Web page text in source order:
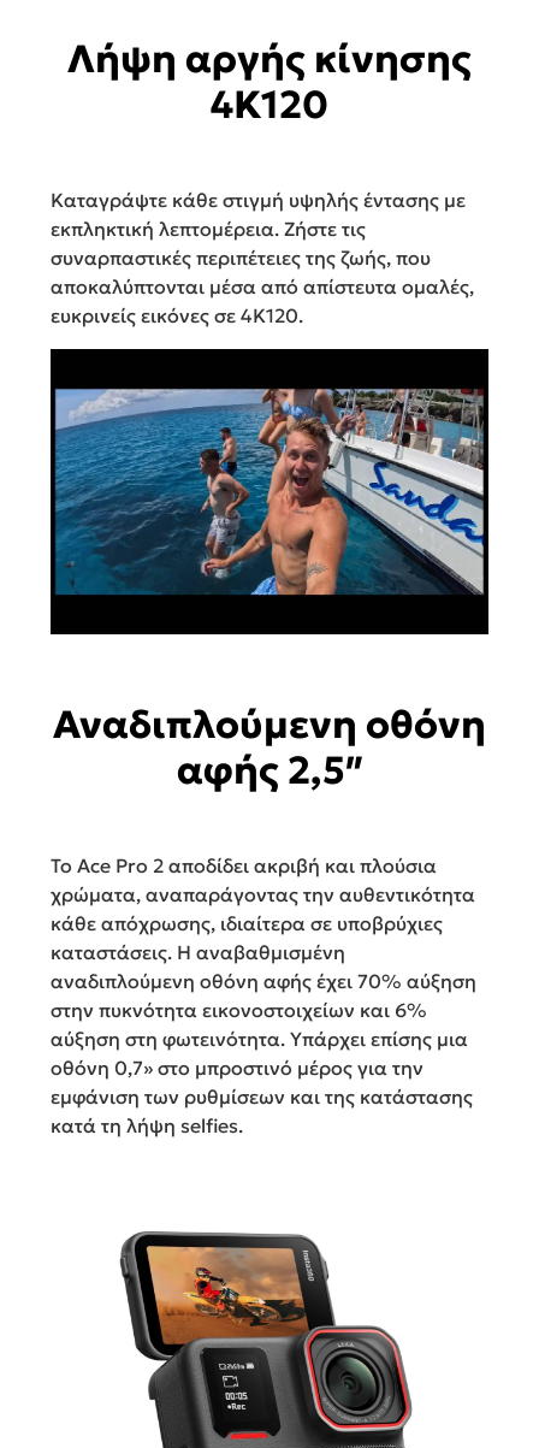
Λήψη αργής κίνησης
4Κ120
Καταγράψτε κάθε στιγμή υψηλής έντασης με
εκπληκτική λεπτομέρεια. Ζήστε τις
συναρπαστικές περιπέτειες της ζωής, που
αποκαλύπτονται μέσα από απίστευτα ομαλές,
ευκρινείς εικόνες σε 4K120.
Αναδιπλούμενη οθόνη
αφής 2,5″
Το Ace Pro 2 αποδίδει ακριβή και πλούσια
χρώματα, αναπαράγοντας την αυθεντικότητα
κάθε απόχρωσης, ιδιαίτερα σε υποβρύχιες
καταστάσεις. Η αναβαθμισμένη
αναδιπλούμενη οθόνη αφής έχει 70% αύξηση
στην πυκνότητα εικονοστοιχείων και 6%
αύξηση στη φωτεινότητα. Υπάρχει επίσης μια
οθόνη 0,7» στο μπροστινό μέρος για την
εμφάνιση των ρυθμίσεων και της κατάστασης
κατά τη λήψη selfies.